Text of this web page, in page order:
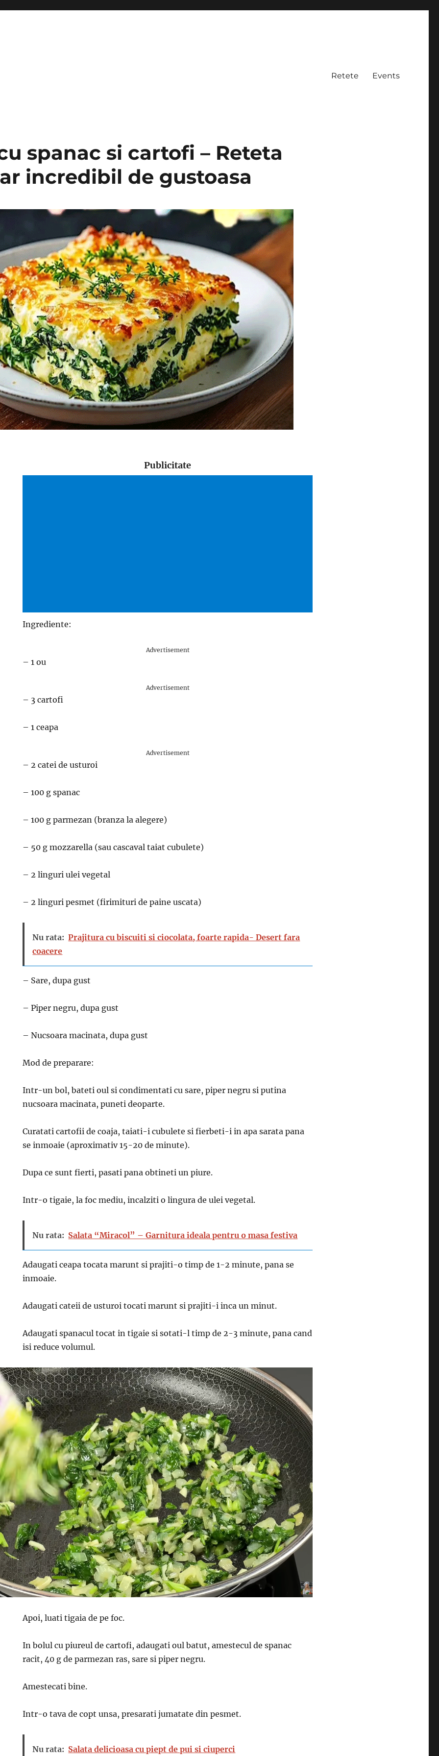
Retete Events
spanac si cartofi – Reteta
incredibil de gustoasa
Publicitate
Ingrediente:
Advertisement
– 1 ou
Advertisement
– 3 cartofi
– 1 ceapa
Advertisement
– 2 catei de usturoi
– 100 g spanac
– 100 g parmezan (branza la alegere)
– 50 g mozzarella (sau cascaval taiat cubulete)
– 2 linguri ulei vegetal
– 2 linguri pesmet (firimituri de paine uscata)
Nu rata: Prajitura cu biscuiti si ciocolata, foarte rapida- Desert fara
coacere
– Sare, dupa gust
– Piper negru, dupa gust
– Nucsoara macinata, dupa gust
Mod de preparare:
Intr-un bol, bateti oul si condimentati cu sare, piper negru si putina
nucsoara macinata, puneti deoparte.
Curatati cartofii de coaja, taiati-i cubulete si fierbeti-i in apa sarata pana
se inmoaie (aproximativ 15-20 de minute).
Dupa ce sunt fierti, pasati pana obtineti un piure.
Intr-o tigaie, la foc mediu, incalziti o lingura de ulei vegetal.
Nu rata: Salata “Miracol” – Garnitura ideala pentru o masa festiva
Adaugati ceapa tocata marunt si prajiti-o timp de 1-2 minute, pana se
inmoaie.
Adaugati cateii de usturoi tocati marunt si prajiti-i inca un minut.
Adaugati spanacul tocat in tigaie si sotati-l timp de 2-3 minute, pana cand
isi reduce volumul.
Apoi, luati tigaia de pe foc.
In bolul cu piureul de cartofi, adaugati oul batut, amestecul de spanac
racit, 40 g de parmezan ras, sare si piper negru.
Amestecati bine.
Intr-o tava de copt unsa, presarati jumatate din pesmet.
Nu rata: Salata delicioasa cu piept de pui si ciuperci